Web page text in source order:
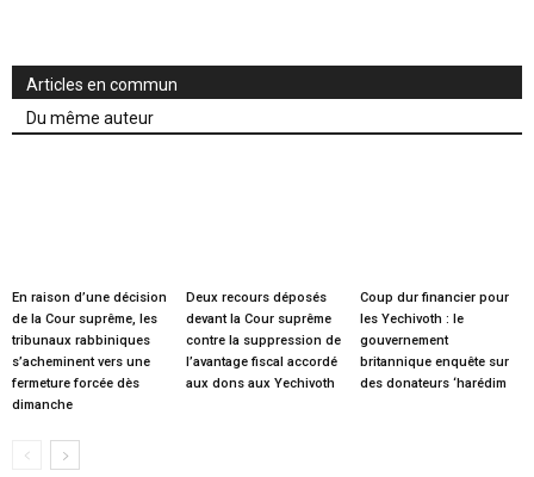
Articles en commun
Du même auteur
En raison d’une décision
de la Cour suprême, les
tribunaux rabbiniques
s’acheminent vers une
fermeture forcée dès
dimanche
Deux recours déposés
devant la Cour suprême
contre la suppression de
l’avantage fiscal accordé
aux dons aux Yechivoth
Coup dur financier pour
les Yechivoth : le
gouvernement
britannique enquête sur
des donateurs ‘harédim